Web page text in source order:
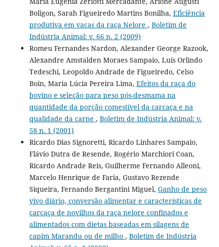
Boligon, Sarah Figueiredo Martins Bonilha, Eficiência
produtiva em vacas da raça Nelore , Boletim de
Indústria Animal: v. 66 n. 2 (2009)
Romeu Fernandes Nardon, Alexander George Razook,
Alexandre Amstalden Moraes Sampaio, Luís Orlindo
Tedeschi, Leopoldo Andrade de Figueiredo, Celso
Boin, Maria Lúcia Pereira Lima, Efeitos da raça do
bovino e seleção para peso pós-desmama na
quantidade da porção comestível da carcaça e na
qualidade da carne , Boletim de Indústria Animal: v.
58 n. 1 (2001)
Ricardo Dias Signoretti, Ricardo Linhares Sampaio,
Flávio Dutra de Resende, Rogério Marchiori Coan,
Ricardo Andrade Reis, Guilherme Fernando Alleoni,
Marcelo Henrique de Faria, Gustavo Rezende
Siqueira, Fernando Bergantini Miguel, Ganho de peso
vivo diário, conversão alimentar e características de
carcaça de novilhos da raça nelore confinados e
alimentados com dietas baseadas em silagens de
capim Marandu ou de milho , Boletim de Indústria